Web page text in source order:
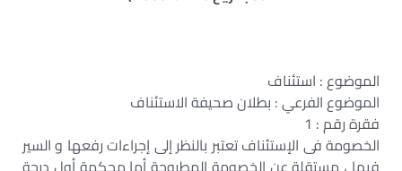
الموضوع : استئناف
الموضوع الفرعي : بطلان صحيفة الاستئناف
فقرة رقم : 1
الخصومة فى الإستئناف تعتبر بالنظر إلى إجراءات رفعها و السير